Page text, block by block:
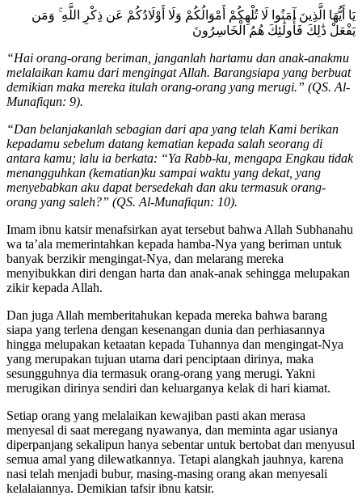
يَا أَيُّهَا الَّذِينَ آمَنُوا لَا تُلْهِكُمْ أَمْوَالُكُمْ وَلَا أَوْلَادُكُمْ عَن ذِكْرِ اللَّهِ ۚ وَمَن
يَفْعَلْ ذَٰلِكَ فَأُولَٰئِكَ هُمُ الْخَاسِرُونَ
“Hai orang-orang beriman, janganlah hartamu dan anak-anakmu
melalaikan kamu dari mengingat Allah. Barangsiapa yang berbuat
demikian maka mereka itulah orang-orang yang merugi.” (QS. Al-
Munafiqun: 9).
“Dan belanjakanlah sebagian dari apa yang telah Kami berikan
kepadamu sebelum datang kematian kepada salah seorang di
antara kamu; lalu ia berkata: “Ya Rabb-ku, mengapa Engkau tidak
menangguhkan (kematian)ku sampai waktu yang dekat, yang
menyebabkan aku dapat bersedekah dan aku termasuk orang-
orang yang saleh?” (QS. Al-Munafiqun: 10).
Imam ibnu katsir menafsirkan ayat tersebut bahwa Allah Subhanahu
wa ta’ala memerintahkan kepada hamba-Nya yang beriman untuk
banyak berzikir mengingat-Nya, dan melarang mereka
menyibukkan diri dengan harta dan anak-anak sehingga melupakan
zikir kepada Allah.
Dan juga Allah memberitahukan kepada mereka bahwa barang
siapa yang terlena dengan kesenangan dunia dan perhiasannya
hingga melupakan ketaatan kepada Tuhannya dan mengingat-Nya
yang merupakan tujuan utama dari penciptaan dirinya, maka
sesungguhnya dia termasuk orang-orang yang merugi. Yakni
merugikan dirinya sendiri dan keluarganya kelak di hari kiamat.
Setiap orang yang melalaikan kewajiban pasti akan merasa
menyesal di saat meregang nyawanya, dan meminta agar usianya
diperpanjang sekalipun hanya sebentar untuk bertobat dan menyusul
semua amal yang dilewatkannya. Tetapi alangkah jauhnya, karena
nasi telah menjadi bubur, masing-masing orang akan menyesali
kelalaiannya. Demikian tafsir ibnu katsir.